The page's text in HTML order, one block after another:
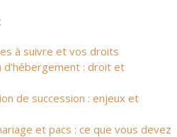
à suivre et vos droits
: droit et
de succession : enjeux et
et pacs : ce que vous devez